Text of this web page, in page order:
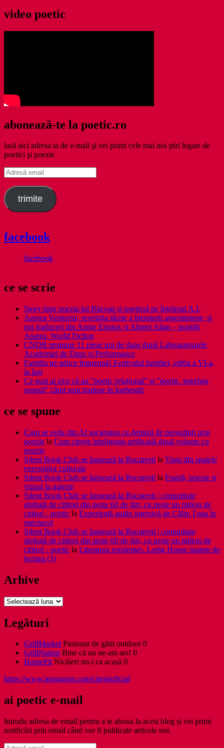
video poetic
abonează-te la poetic.ro
lasă aici adresa ta de e-mail şi vei primi cele mai noi ştiri legate de
poetici şi poezie
Adresă
email
trimite
facebook
facebook
ce se scrie
Story time poezia lui Răzvan și poeticul pe înțelesul A.I.
Aurora Venturini, revelația târzie a literaturii argentiniene, și
noi traduceri din Annie Ernaux și Ahmet Altan – noutăți
Anansi. World Fiction
CNDB propune 11 piese noi de dans după Laboaratoarele
Academiei de Dans și Performance
Familia ne aduce împreună! Festivalul familiei, ediția a VI-a,
la Iași
Ce gust ai zice că au ”poetic relațional” și ”poetic. interfața
sonoră” când sunt traduse în înghețată
ce se spune
Cum se vede din AI societatea cu demisii de președinți prin
poezie la Cum citește inteligența artificială două volume cu
poezie
Silent Book Club se lansează la București la Viaţa din spatele
execuţiilor culturale
Silent Book Club se lansează la București la Foarţă, poezie şi
vizual la galerie
Silent Book Club se lansează la București | comunitate
globală de cititori din peste 60 de țări, cu peste un milion de
cititori - poetic la Experiență audio imersivă de Călin Țopa în
spectacol
Silent Book Club se lansează la București | comunitate
globală de cititori din peste 60 de țări, cu peste un milion de
cititori - poetic la Literatura rezidenţei- Ledig House inainte de
lectura (3)
Arhive
Arhive
Legături
GrillMarketPasionat de gătit outdoor 0
GrillNation Bine că nu ne-am ars! 0
HomeFitNicăieri nu-i ca acasă 0
https://www.instagram.com/citestioficial
ai poetic e-mail
Introdu adresa de email pentru a te abona la acest blog și vei primi
notificări prin email când vor fi publicate articole noi.